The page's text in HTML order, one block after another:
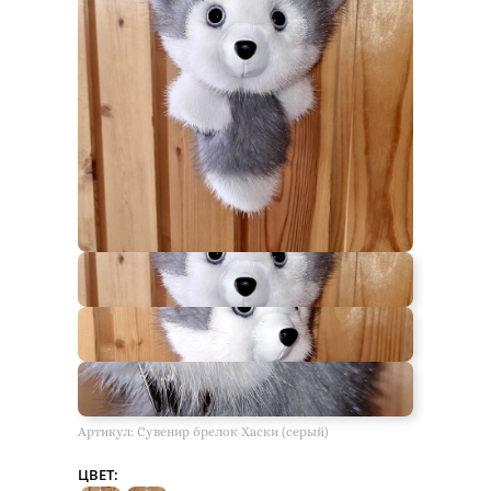
Артикул: Сувенир брелок Хаски (серый)
ЦВЕТ: